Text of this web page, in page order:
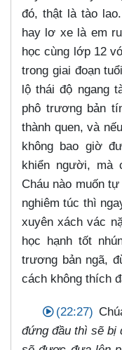
đó, thật là tào
hay lơ xe là em
học cùng lớp 12
trong giai đoạn
lộ thái độ ngang
phô trương bản
thành quen, và
không bao giờ
khiển người, mà
Cháu nào muốn
nghiêm túc thì
xuyên xách vác
học hạnh tốt
trương bản ngã,
cách không thích
(22:27)
đứng đầu thì sẽ bị